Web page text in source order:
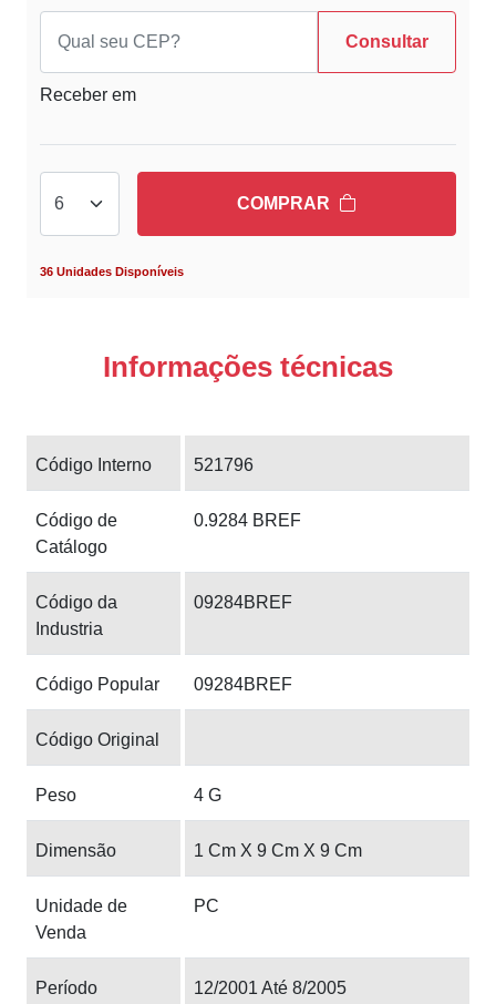
Consultar
Receber em
COMPRAR
36 Unidades Disponíveis
Informações técnicas
Código Interno 521796
Código de
Catálogo
0.9284 BREF
Código da
Industria
09284BREF
Código Popular 09284BREF
Código Original
Peso 4 G
Dimensão 1 Cm X 9 Cm X 9 Cm
Unidade de
Venda
PC
Período 12/2001 Até 8/2005